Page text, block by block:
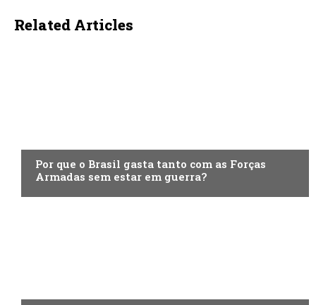
Related Articles
Por que o Brasil gasta tanto com as Forças
Armadas sem estar em guerra?